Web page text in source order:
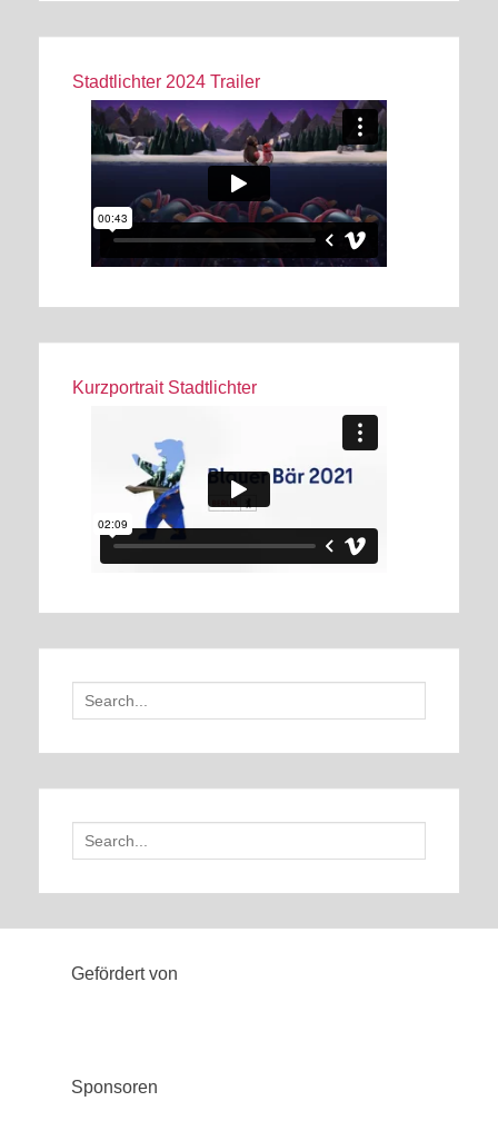
Stadtlichter 2024 Trailer
Kurzportrait Stadtlichter
Search
for:
Search
for:
Gefördert von
Sponsoren